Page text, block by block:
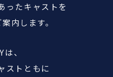
ったキャストを
内します。
は、
ストともに